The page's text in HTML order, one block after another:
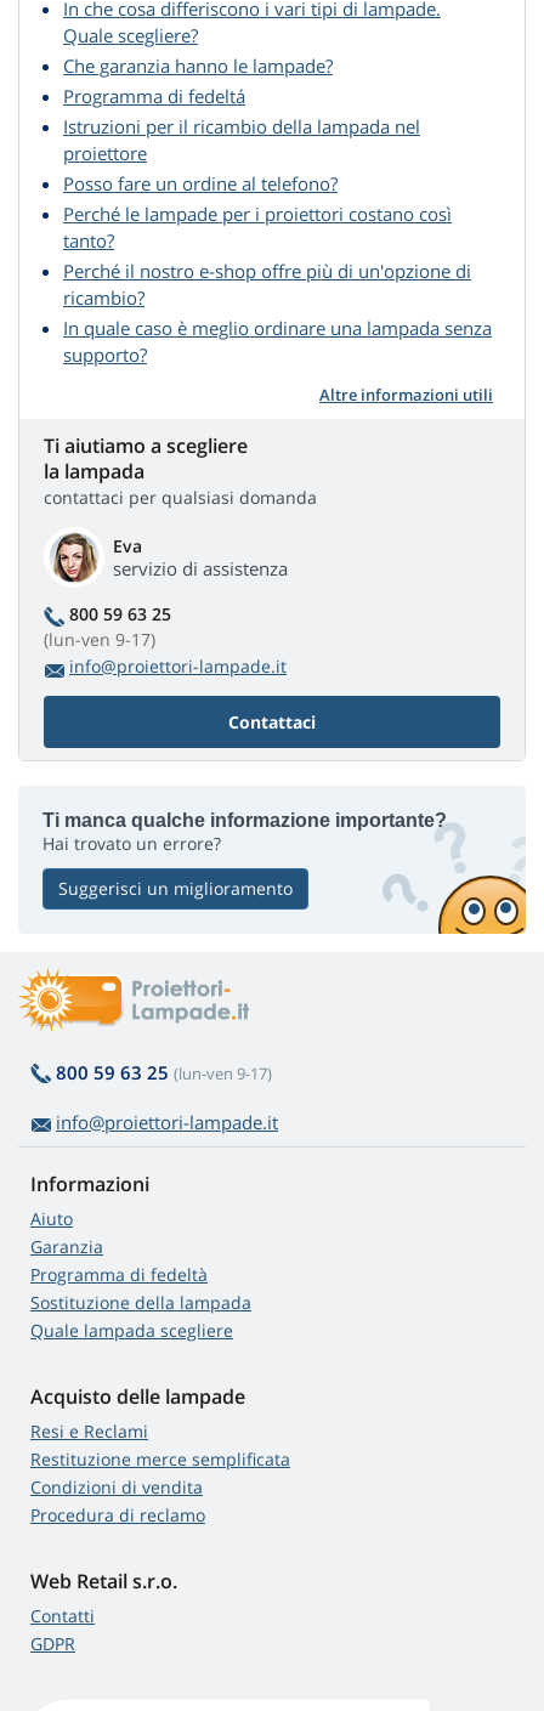
In che cosa differiscono i vari tipi di lampade.
Quale scegliere?
Che garanzia hanno le lampade?
Programma di fedeltá
Istruzioni per il ricambio della lampada nel
proiettore
Posso fare un ordine al telefono?
Perché le lampade per i proiettori costano così
tanto?
Perché il nostro e-shop offre più di un'opzione di
ricambio?
In quale caso è meglio ordinare una lampada senza
supporto?
Altre informazioni utili
Ti aiutiamo a scegliere
la lampada
contattaci per qualsiasi domanda
Eva
servizio di assistenza
800 59 63 25
(lun-ven 9-17)
info@proiettori-lampade.it
Contattaci
Ti manca qualche informazione importante?
Hai trovato un errore?
Suggerisci un miglioramento
800 59 63 25 (lun-ven 9-17)
info@proiettori-lampade.it
Informazioni
Aiuto
Garanzia
Programma di fedeltà
Sostituzione della lampada
Quale lampada scegliere
Acquisto delle lampade
Resi e Reclami
Restituzione merce semplificata
Condizioni di vendita
Procedura di reclamo
Web Retail s.r.o.
Contatti
GDPR